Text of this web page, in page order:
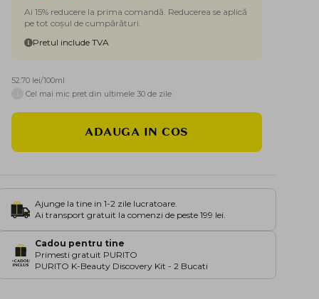
Ai 15% reducere la prima comandă. Reducerea se aplică
pe tot coșul de cumpărături.
Pretul include TVA
52.70 lei/100ml
Cel mai mic pret din ultimele 30 de zile
ADAUGA IN COS
Ajunge la tine in 1-2 zile lucratoare.
Ai transport gratuit la comenzi de peste 199 lei.
Cadou pentru tine
Primesti gratuit PURITO
PURITO K-Beauty Discovery Kit - 2 Bucati